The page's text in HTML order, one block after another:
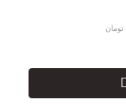
تومان